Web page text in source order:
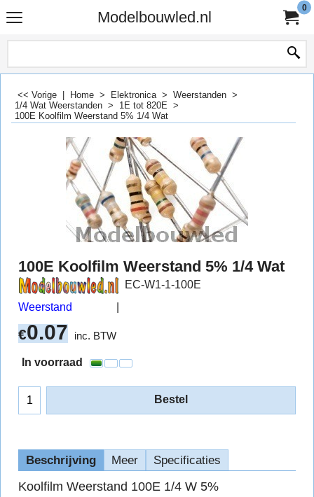
Modelbouwled.nl
0
<< Vorige Home > Elektronica> Weerstanden >
1/4 Wat Weerstanden > 1E tot 820E >
100E Koolfilm Weerstand 5% 1/4 Wat
100E Koolfilm Weerstand 5% 1/4 Wat
Weerstand
EC-W1-1-100E
€0.07 inc. BTW
In voorraad
Bestel
Beschrijving Meer Specificaties
Koolfilm Weerstand 100E 1/4 W 5%